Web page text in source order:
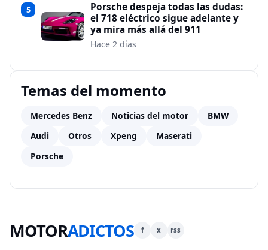
5
Porsche despeja todas las dudas:
el 718 eléctrico sigue adelante y
ya mira más allá del 911
Hace 2 días
Temas del momento
Mercedes Benz Noticias del motor
BMW
Audi
Otros Xpeng
Maserati
Porsche
MOTORADICTOS f x rss